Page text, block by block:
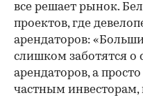
все решает рынок.
проектов, где
арендаторов:
слишком заботятся о
арендаторов, а
частным